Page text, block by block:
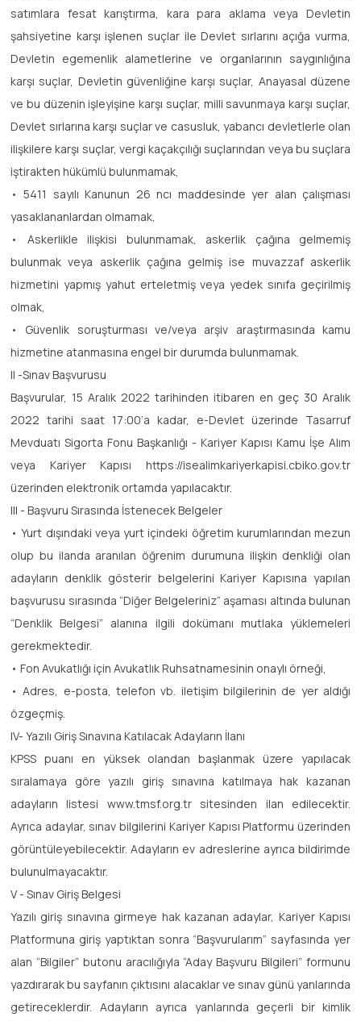
satımlara fesat karıştırma, kara para aklama veya Devletin
şahsiyetine karşı işlenen suçlar ile Devlet sırlarını açığa vurma,
Devletin egemenlik alametlerine ve organlarının saygınlığına
karşı suçlar, Devletin güvenliğine karşı suçlar, Anayasal düzene
ve bu düzenin işleyişine karşı suçlar, milli savunmaya karşı suçlar,
Devlet sırlarına karşı suçlar ve casusluk, yabancı devletlerle olan
ilişkilere karşı suçlar, vergi kaçakçılığı suçlarından veya bu suçlara
iştirakten hükümlü bulunmamak,
• 5411 sayılı Kanunun 26 ncı maddesinde yer alan çalışması
yasaklananlardan olmamak,
• Askerlikle ilişkisi bulunmamak, askerlik çağına gelmemiş
bulunmak veya askerlik çağına gelmiş ise muvazzaf askerlik
hizmetini yapmış yahut erteletmiş veya yedek sınıfa geçirilmiş
olmak,
• Güvenlik soruşturması ve/veya arşiv araştırmasında kamu
hizmetine atanmasına engel bir durumda bulunmamak.
II -Sınav Başvurusu
Başvurular, 15 Aralık 2022 tarihinden itibaren en geç 30 Aralık
2022 tarihi saat 17:00’a kadar, e-Devlet üzerinde Tasarruf
Mevduatı Sigorta Fonu Başkanlığı - Kariyer Kapısı Kamu İşe Alım
veya Kariyer Kapısı https://isealimkariyerkapisi.cbiko.gov.tr
üzerinden elektronik ortamda yapılacaktır.
III - Başvuru Sırasında İstenecek Belgeler
• Yurt dışındaki veya yurt içindeki öğretim kurumlarından mezun
olup bu ilanda aranılan öğrenim durumuna ilişkin denkliği olan
adayların denklik gösterir belgelerini Kariyer Kapısına yapılan
başvurusu sırasında “Diğer Belgeleriniz” aşaması altında bulunan
“Denklik Belgesi” alanına ilgili dokümanı mutlaka yüklemeleri
gerekmektedir.
• Fon Avukatlığı için Avukatlık Ruhsatnamesinin onaylı örneği,
• Adres, e-posta, telefon vb. iletişim bilgilerinin de yer aldığı
özgeçmiş.
IV- Yazılı Giriş Sınavına Katılacak Adayların İlanı
KPSS puanı en yüksek olandan başlanmak üzere yapılacak
sıralamaya göre yazılı giriş sınavına katılmaya hak kazanan
adayların listesi www.tmsf.org.tr sitesinden ilan edilecektir.
Ayrıca adaylar, sınav bilgilerini Kariyer Kapısı Platformu üzerinden
görüntüleyebilecektir. Adayların ev adreslerine ayrıca bildirimde
bulunulmayacaktır.
V - Sınav Giriş Belgesi
Yazılı giriş sınavına girmeye hak kazanan adaylar, Kariyer Kapısı
Platformuna giriş yaptıktan sonra “Başvurularım” sayfasında yer
alan “Bilgiler” butonu aracılığıyla “Aday Başvuru Bilgileri” formunu
yazdırarak bu sayfanın çıktısını alacaklar ve sınav günü yanlarında
getireceklerdir. Adayların ayrıca yanlarında geçerli bir kimlik